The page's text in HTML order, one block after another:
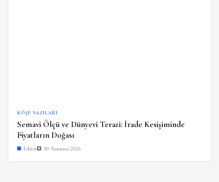
KÖŞE YAZILARI
Semavi Ölçü ve Dünyevi Terazi: İrade Kesişiminde
Fiyatların Doğası
Editör 30 Temmuz 2026